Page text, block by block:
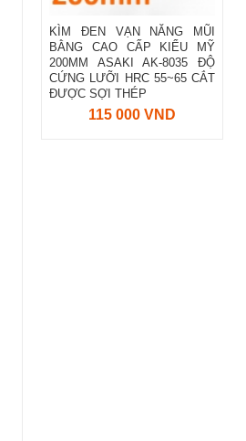
KÌM ĐEN VẠN NĂNG MŨI
BẰNG CAO CẤP KIỂU MỸ
200MM ASAKI AK-8035 ĐỘ
CỨNG LƯỠI HRC 55~65 CẮT
ĐƯỢC SỢI THÉP
115 000 VND